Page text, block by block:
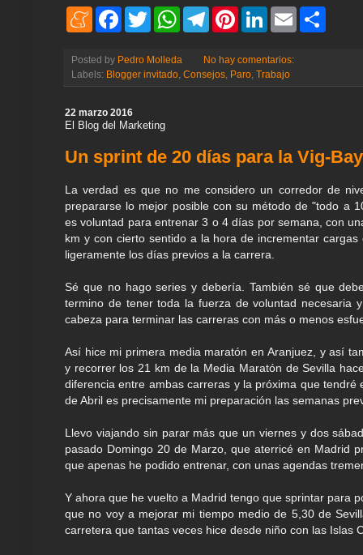
M
a
m
e
F
b
o
o
T
w
t
e
r
W
s
A
p
T
g
r
a
P
e
r
e
L
e
d
I
E
Posted by Pedro Molleda
No hay comentarios:
Labels: Blogger invitado Consejos Paro Trabajo
22 marzo 2016
El Blog del Marketing
Un sprint de 20 días para la Vig-
La verdad es que no me considero un corredor de
prepararse lo mejor posible con su método de "todo a
es voluntad para entrenar 3 o 4 días por semana, con
km y con cierto sentido a la hora de incrementar
ligeramente los días previos a la carrera.
Sé que no hago series y debería. También sé que
termino de tener toda la fuerza de voluntad necesaria
cabeza para terminar las carreras con más o menos
Así hice mi primera media maratón en Aranjuez, y así
y recorrer los 21 km de la Media Maratón de Sevilla
diferencia entre ambas carreras y la próxima que tendré
de Abril es precisamente mi preparación las semanas
Llevo viajando sin parar más que un viernes y dos
pasado Domingo 20 de Marzo, que aterricé en Madrid
que apenas he podido entrenar, con unas agendas
Y ahora que he vuelto a Madrid tengo que sprintar para
que no voy a mejorar mi tiempo medio de 5,30 de
carretera que tantas veces hice desde niño con las Islas